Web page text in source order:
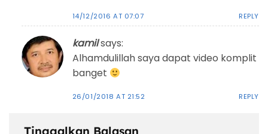
14/12/2016 AT 07:07 REPLY
kamilsays:
Alhamdulillah saya dapat video komplit
banget
26/01/2018 AT 21:52 REPLY
Tinggalkan Balasan